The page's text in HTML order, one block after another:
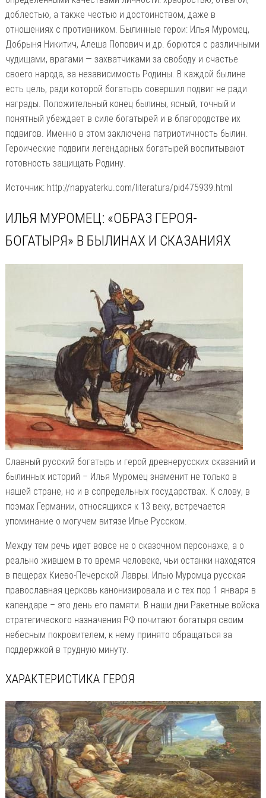
доблестью, а также честью и достоинством, даже в
отношениях с противником. Былинные герои: Илья Муромец,
Добрыня Никитич, Алеша Попович и др. борются с различными
чудищами, врагами — захватчиками за свободу и счастье
своего народа, за независимость Родины. В каждой былине
есть цель, ради которой богатырь совершил подвиг не ради
награды. Положительный конец былины, ясный, точный и
понятный убеждает в силе богатырей и в благородстве их
подвигов. Именно в этом заключена патриотичность былин.
Героические подвиги легендарных богатырей воспитывают
готовность защищать Родину.
Источник: http://napyaterku.com/literatura/pid475939.html
ИЛЬЯ МУРОМЕЦ: «ОБРАЗ ГЕРОЯ-
БОГАТЫРЯ» В БЫЛИНАХ И СКАЗАНИЯХ
Славный русский богатырь и герой древнерусских сказаний и
былинных историй – Илья Муромец знаменит не только в
нашей стране, но и в сопредельных государствах. К слову, в
поэмах Германии, относящихся к 13 веку, встречается
упоминание о могучем витязе Илье Русском.
Между тем речь идет вовсе не о сказочном персонаже, а о
реально жившем в то время человеке, чьи останки находятся
в пещерах Киево-Печерской Лавры. Илью Муромца русская
православная церковь канонизировала и с тех пор 1 января в
календаре – это день его памяти. В наши дни Ракетные войска
стратегического назначения РФ почитают богатыря своим
небесным покровителем, к нему принято обращаться за
поддержкой в трудную минуту.
ХАРАКТЕРИСТИКА ГЕРОЯ